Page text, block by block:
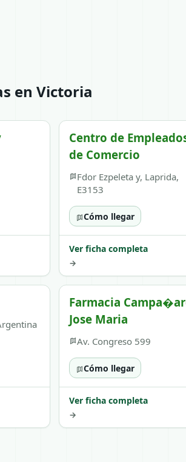
en Victoria
Centro de
de Comercio
Fdor Ezpeleta y, Laprida,
E3153
Cómo llegar
Ver ficha completa
→
Farmacia
Jose Maria
Av. Congreso 599
Cómo llegar
Ver ficha completa
→